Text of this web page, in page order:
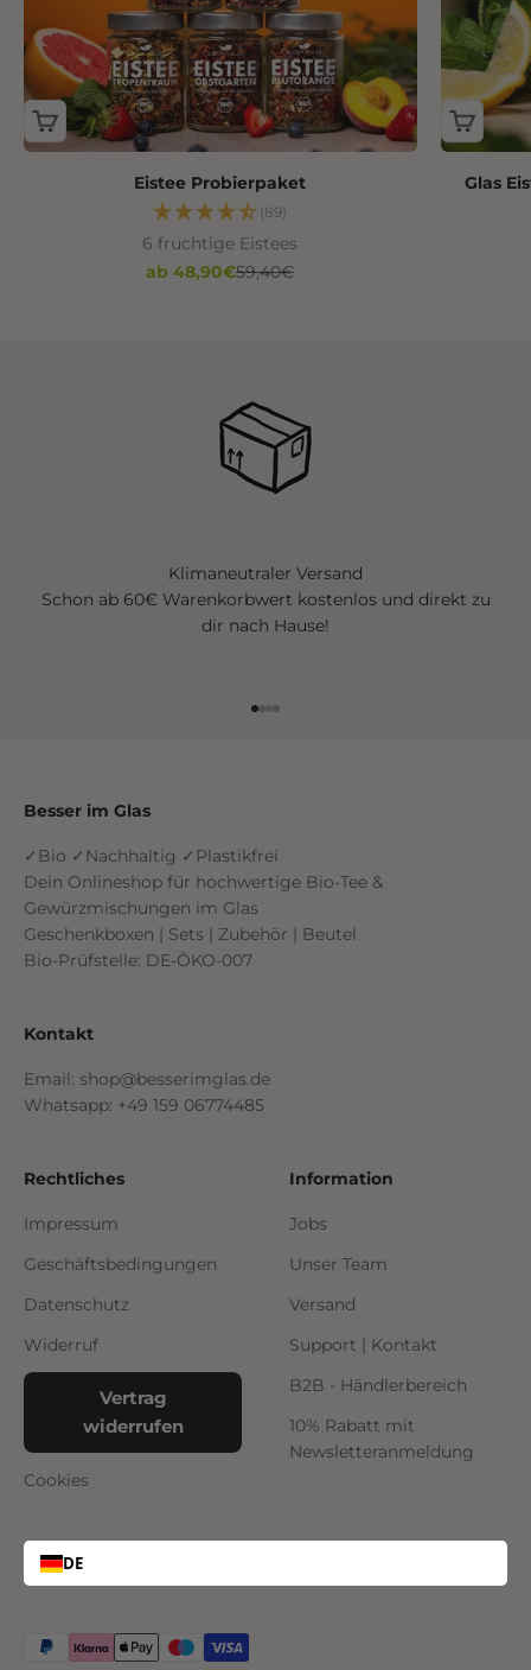
Eistee Probierpaket
(89)
6 fruchtige Eistees
Angebot
ab 48,90€Regulärer Preis
59,40€
Glas
Klimaneutraler Versand
Schon ab 60€ Warenkorbwert kostenlos und direkt zu
dir nach Hause!
Besser im Glas
✓Bio ✓Nachhaltig ✓Plastikfrei
Dein Onlineshop für hochwertige Bio-Tee &
Gewürzmischungen im Glas
Geschenkboxen | Sets | Zubehör | Beutel
Bio-Prüfstelle: DE-ÖKO-007
Kontakt
Email: shop@besserimglas.de
Whatsapp: +49 159 06774485
Rechtliches
Impressum
Geschäftsbedingungen
Datenschutz
Widerruf
Vertrag
widerrufen
Cookies
Information
Jobs
Unser Team
Versand
Support | Kontakt
B2B - Händlerbereich
10% Rabatt mit
Newsletteranmeldung
DE